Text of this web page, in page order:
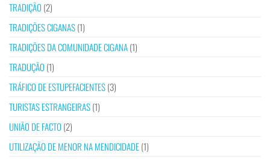
TRADIÇÃO (2)
TRADIÇÕES CIGANAS(1)
TRADIÇÕES DA COMUNIDADE CIGANA(1)
TRADUÇÃO (1)
TRÁFICO DE ESTUPEFACIENTES(3)
TURISTAS ESTRANGEIRAS(1)
UNIÃO DE FACTO (2)
UTILIZAÇÃO DE MENOR NA MENDICIDADE(1)